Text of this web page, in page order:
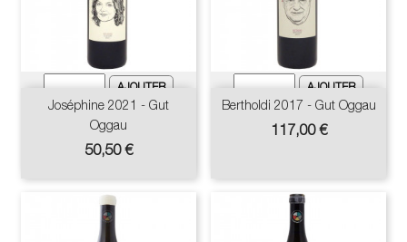
Joséphine 2021 - Gut
Oggau
Prix
50,50 €
Bertholdi 2017 - Gut Oggau
Prix
117,00 €